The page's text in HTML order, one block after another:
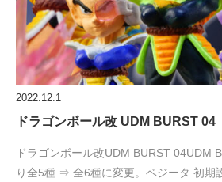
2022.12.1
ドラゴンボール改 UDM BURST 04
ドラゴンボール改UDM BURST 04UDM
り全5種 ⇒ 全6種に変更。ベジータ 初期